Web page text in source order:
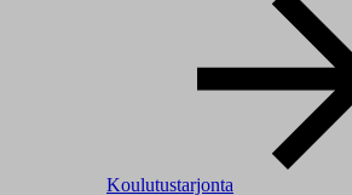
Koulutustarjonta